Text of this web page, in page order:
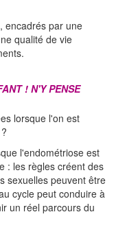
encadrés par une
qualité de vie
! N'Y PENSE
lorsque l'on est
l'endométriose est
: les règles créent des
sexuelles peuvent être
cycle peut conduire à
un réel parcours du